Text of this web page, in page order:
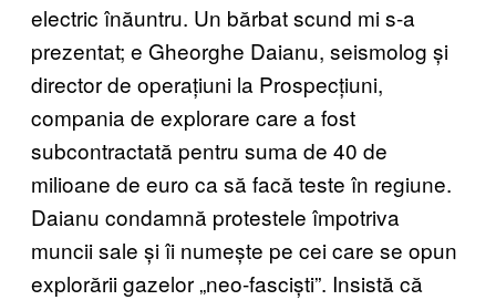
electric înăuntru. Un bărbat scund mi s-a
prezentat; e Gheorghe Daianu, seismolog și
director de operațiuni la Prospecțiuni,
compania de explorare care a fost
subcontractată pentru suma de 40 de
milioane de euro ca să facă teste în regiune.
Daianu condamnă protestele împotriva
muncii sale și îi numește pe cei care se opun
explorării gazelor „neo-fasciști”. Insistă că